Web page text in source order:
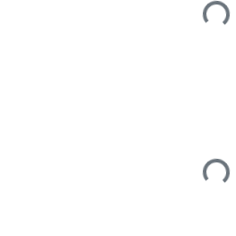
Loading...
Loading...